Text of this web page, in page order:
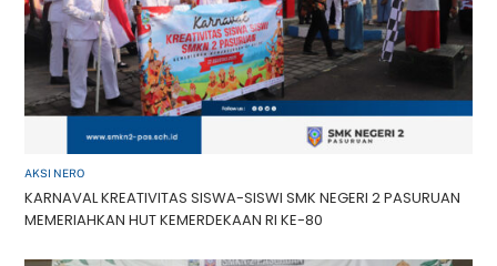
AKSI NERO
KARNAVAL KREATIVITAS SISWA-SISWI SMK NEGERI 2 PASURUAN
MEMERIAHKAN HUT KEMERDEKAAN RI KE-80